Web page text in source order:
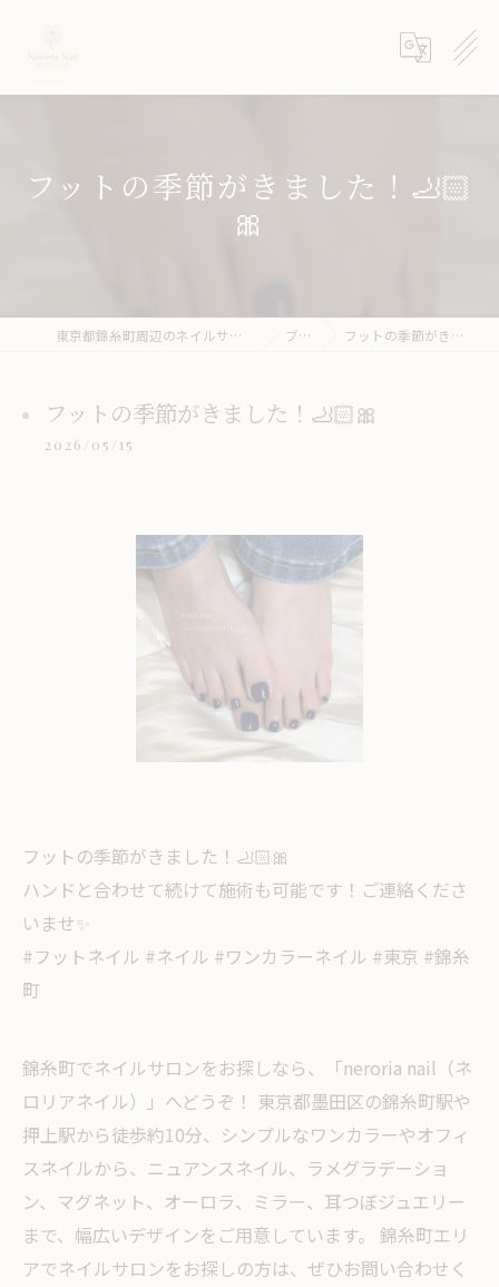
フットの季節がきました！🦶🏻
🎀
東京都錦糸町周辺のネイルサロンならneroria nail ブログ フットの季節がきました！🦶🏻🎀
フットの季節がきました！🦶🏻🎀
2026/05/15
フットの季節がきました！🦶🏻🎀
ハンドと合わせて続けて施術も可能です！ご連絡くださ
いませ✨
#フットネイル #ネイル #ワンカラーネイル #東京 #錦糸
町
錦糸町でネイルサロンをお探しなら、「neroria nail（ネ
ロリアネイル）」へどうぞ！ 東京都墨田区の錦糸町駅や
押上駅から徒歩約10分、シンプルなワンカラーやオフィ
スネイルから、ニュアンスネイル、ラメグラデーショ
ン、マグネット、オーロラ、ミラー、耳つぼジュエリー
まで、幅広いデザインをご用意しています。 錦糸町エリ
アでネイルサロンをお探しの方は、ぜひお問い合わせく